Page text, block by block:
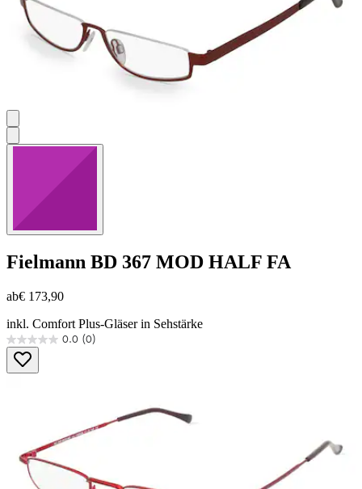
Fielmann BD 367 MOD HALF FA
ab€ 173,90
inkl. Comfort Plus-Gläser in Sehstärke
0.0 (0)
0.0
von
5